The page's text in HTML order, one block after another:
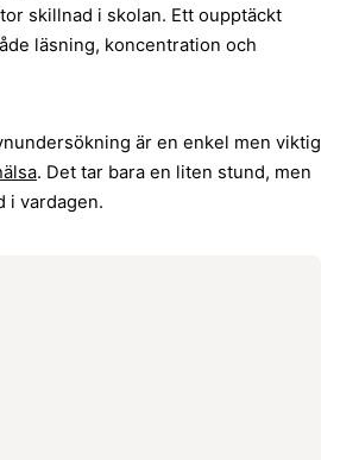
skillnad i skolan. Ett oupptäckt
läsning, koncentration och
är en enkel men viktig
. Det tar bara en liten stund, men
i vardagen.